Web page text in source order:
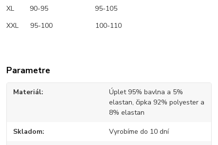
XL 90-95 95-105
XXL 95-100 100-110
Parametre
Materiál
Úplet 95% bavlna a 5%
elastan, čipka 92% polyester a
8% elastan
Skladom Vyrobíme do 10 dní